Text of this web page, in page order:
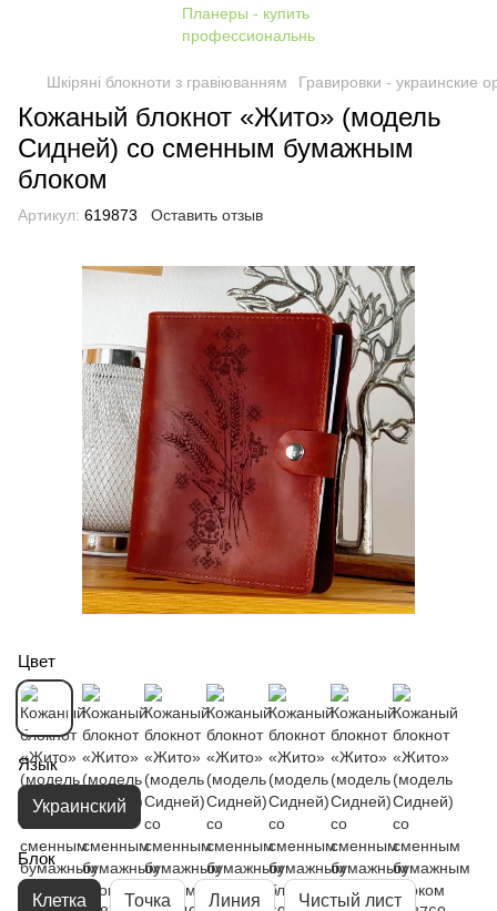
Шкіряні блокноти з гравіюванням Гравировки - украинские
Кожаный блокнот «Жито» (модель
Сидней) со сменным бумажным
блоком
Артикул: 619873 Оставить отзыв
Цвет
Язык
Украинский
Блок
Клетка Точка Линия Чистый лист